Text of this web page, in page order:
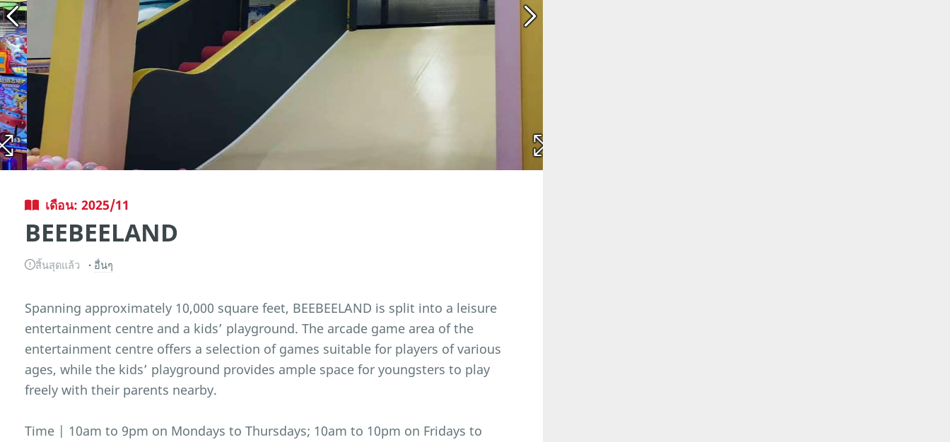
เดือน: 2025/11
BEEBEELAND
สิ้นสุดแล้ว อื่นๆ
Spanning approximately 10,000 square feet, BEEBEELAND is split into a leisure
entertainment centre and a kids’ playground. The arcade game area of the
entertainment centre offers a selection of games suitable for players of various
ages, while the kids’ playground provides ample space for youngsters to play
freely with their parents nearby.
Time | 10am to 9pm on Mondays to Thursdays; 10am to 10pm on Fridays to